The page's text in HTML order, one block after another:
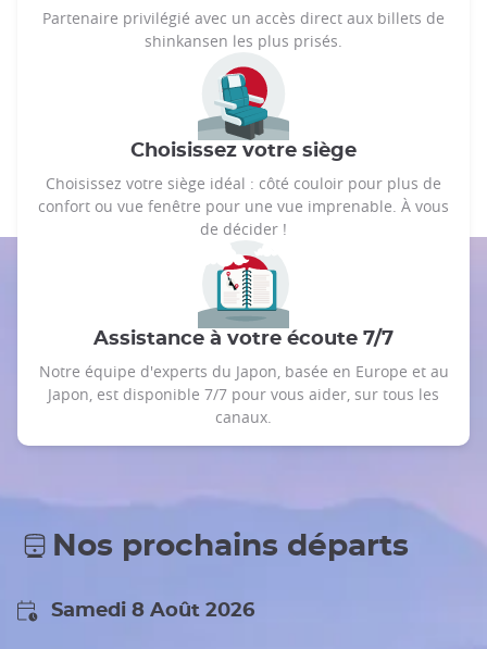
Partenaire privilégié avec un accès direct aux billets de
shinkansen les plus prisés.
Choisissez votre siège
Choisissez votre siège idéal : côté couloir pour plus de
confort ou vue fenêtre pour une vue imprenable. À vous
de décider !
Assistance à votre écoute 7/7
Notre équipe d'experts du Japon, basée en Europe et au
Japon, est disponible 7/7 pour vous aider, sur tous les
canaux.
Nos prochains départs
Samedi 8 Août 2026